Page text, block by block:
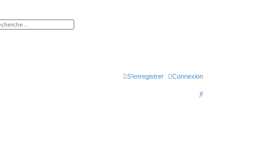
avancée
Connexion
S’enregistrer
R